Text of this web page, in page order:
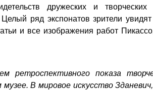
дружеских и творческих
ряд экспонатов зрители
и все изображения работ
ретроспективного показа
В мировое искусство